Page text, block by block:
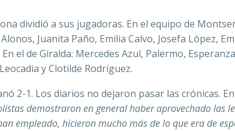
dividió a sus jugadoras. En el equipo de
Juanita Paño, Emilia Calvo, Josefa López,
el de Giralda: Mercedes Azul, Palermo,
y Clotilde Rodríguez.
2-1. Los diarios no dejaron pasar las crónicas.
demostraron en general haber aprovechado las
empleado, hicieron mucho más de lo que era de